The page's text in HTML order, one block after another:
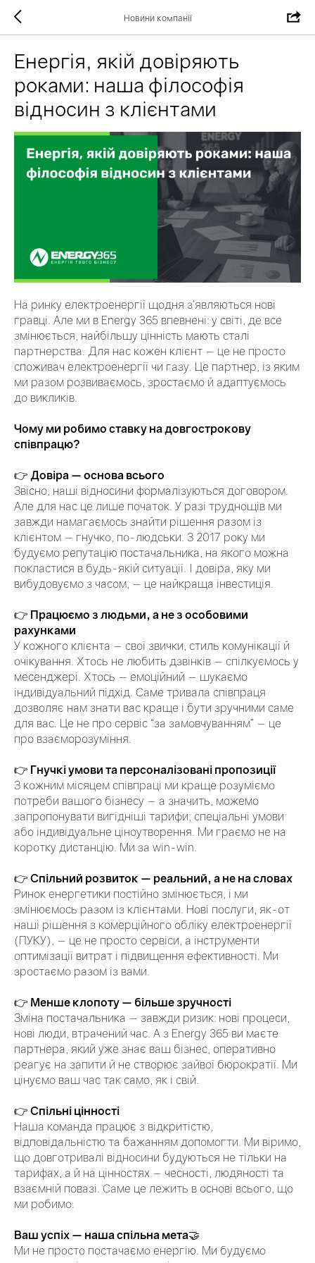
Новини компанії
Енергія, якій довіряють
роками: наша філософія
відносин з клієнтами
На ринку електроенергії щодня з’являються нові
гравці. Але ми в Energy 365 впевнені: у світі, де все
змінюється, найбільшу цінність мають сталі
партнерства. Для нас кожен клієнт — це не просто
споживач електроенергії чи газу. Це партнер, із яким
ми разом розвиваємось, зростаємо й адаптуємось
до викликів.
Чому ми робимо ставку на довгострокову
співпрацю?
👉 Довіра — основа всього
Звісно, наші відносини формалізуються договором.
Але для нас це лише початок. У разі труднощів ми
завжди намагаємось знайти рішення разом із
клієнтом — гнучко, по-людськи. З 2017 року ми
будуємо репутацію постачальника, на якого можна
покластися в будь-якій ситуації. І довіра, яку ми
вибудовуємо з часом, — це найкраща інвестиція.
👉 Працюємо з людьми, а не з особовими
рахунками
У кожного клієнта — свої звички, стиль комунікації й
очікування. Хтось не любить дзвінків — спілкуємось у
месенджері. Хтось — емоційний — шукаємо
індивідуальний підхід. Саме тривала співпраця
дозволяє нам знати вас краще і бути зручними саме
для вас. Це не про сервіс “за замовчуванням” — це
про взаєморозуміння.
👉 Гнучкі умови та персоналізовані пропозиції
З кожним місяцем співпраці ми краще розуміємо
потреби вашого бізнесу — а значить, можемо
запропонувати вигідніші тарифи, спеціальні умови
або індивідуальне ціноутворення. Ми граємо не на
коротку дистанцію. Ми за win-win.
👉 Спільний розвиток — реальний, а не на словах
Ринок енергетики постійно змінюється, і ми
змінюємось разом із клієнтами. Нові послуги, як-от
наші рішення з комерційного обліку електроенергії
(ПУКУ), — це не просто сервіси, а інструменти
оптимізації витрат і підвищення ефективності. Ми
зростаємо разом із вами.
👉 Менше клопоту — більше зручності
Зміна постачальника — завжди ризик: нові процеси,
нові люди, втрачений час. А з Energy 365 ви маєте
партнера, який уже знає ваш бізнес, оперативно
реагує на запити й не створює зайвої бюрократії. Ми
цінуємо ваш час так само, як і свій.
👉 Спільні цінності
Наша команда працює з відкритістю,
відповідальністю та бажанням допомогти. Ми віримо,
що довготривалі відносини будуються не тільки на
тарифах, а й на цінностях — чесності, людяності та
взаємній повазі. Саме це лежить в основі всього, що
ми робимо.
Ваш успіх — наша спільна мета🤝
Ми не просто постачаємо енергію. Ми будуємо